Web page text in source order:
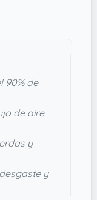
UV, lo
que la
costuras
el desgaste
nada al
mojarse, lo
y eso en
parece un
y que
90% de
de aire
y
y